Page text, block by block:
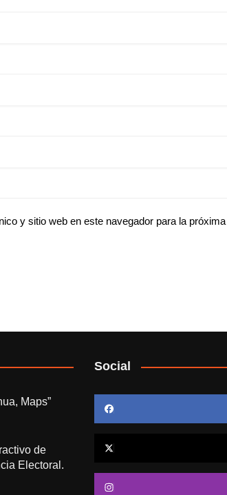
y sitio web en este navegador para la
Maps”
de
Electoral.
Social